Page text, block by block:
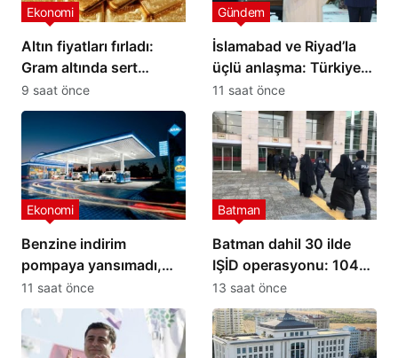
Altın fiyatları fırladı:
Gram altında sert
yükseliş
Ekonomi
9 saat önce
İslamabad ve Riyad’la
üçlü anlaşma: Türkiye
yeni savunma ittifakını
imzaladı
Gündem
11 saat önce
Benzine indirim
pompaya yansımadı,
yeni zam geliyor
Ekonomi
11 saat önce
Batman dahil 30 ilde
IŞİD operasyonu: 104
şüpheli yakalandı
Batman
13 saat önce